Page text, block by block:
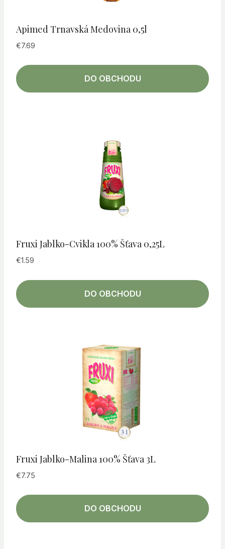
Apimed Trnavská Medovina 0,5l
€7.69
DO OBCHODU
Fruxi Jablko-Cvikla 100% Šťava 0,25L
€1.59
DO OBCHODU
Fruxi Jablko-Malina 100% Šťava 3L
€7.75
DO OBCHODU